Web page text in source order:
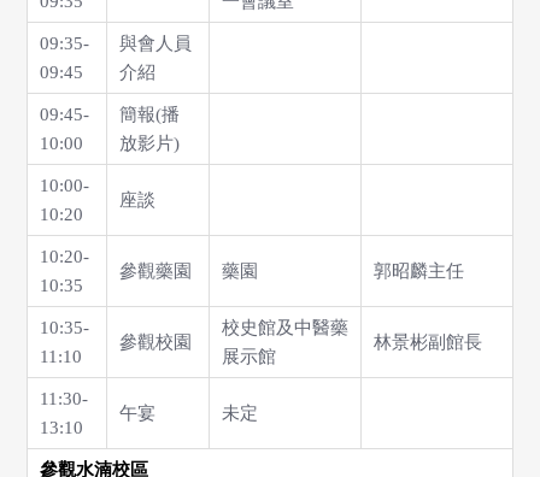
09:35-
09:45
與會人員
介紹
09:45-
10:00
簡報(播
放影片)
10:00-
10:20
座談
10:20-
10:35
參觀藥園 藥園 郭昭麟主任
10:35-
11:10
參觀校園
校史館及中醫藥
展示館
林景彬副館長
11:30-
13:10
午宴 未定
參觀水湳校區